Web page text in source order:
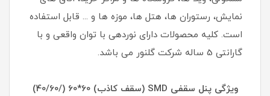
نمایش، رستوران ها، هتل ها، موزه ها و ... قابل استفاده
است. کلیه محصولات دارای نوردهی با توان واقعی و با
گارانتی 5 ساله شرکت گلنور می باشد.
ویژگی پنل سقفی SMD (سقف کاذب) 60*60 (/40/60)